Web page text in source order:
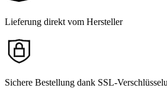
Lieferung direkt vom Hersteller
Sichere Bestellung dank SSL-